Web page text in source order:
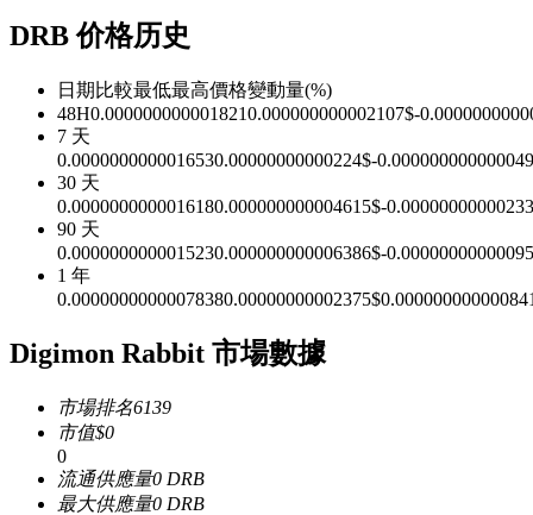
USDC永續
多種以USDC結算的永續合約
DRB 价格历史
日期比較最低最高價格變動量(%)
48H0.0000000000018210.000000000002107$-
7 天
0.0000000000016530.00000000000224$-
30 天
0.0000000000016180.000000000004615$-
90 天
0.0000000000015230.000000000006386$-
1 年
0.00000000000078380.00000000002375$
Digimon Rabbit 市場數據
市場排名6139
市值$0
0
流通供應量0 DRB
最大供應量0 DRB